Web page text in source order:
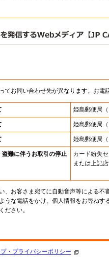
てお問い合わせ先が異なります。お電
姫島郵便局
姫島郵便局
姫島郵便局
難に伴うお取引の停止 カード紛失
または上記
、お客さま宛てに自動音声等による不
うな電話をかけ、個人情報をお尋ねす
ださい。
・プライバシーポリシー